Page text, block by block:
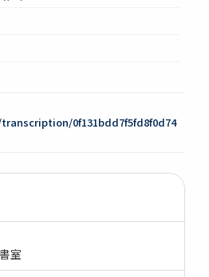
0f131bdd7f5fd8f0d74
室